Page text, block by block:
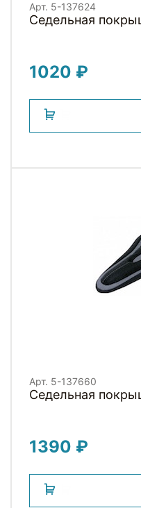
Арт. 5-137624
1020 ₽
Арт. 5-137660
1390 ₽